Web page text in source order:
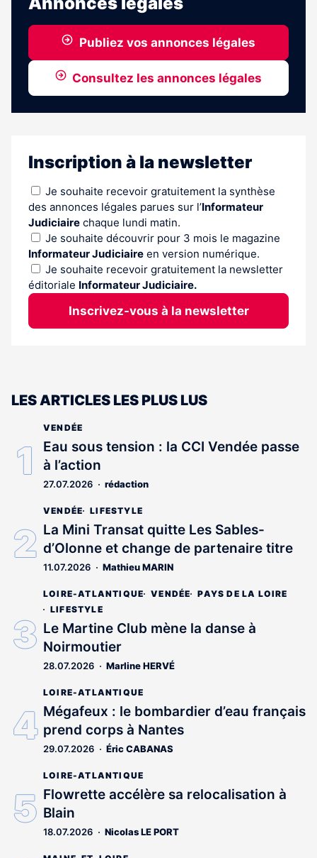
Publiez vos annonces légales
Consultez les annonces légales
Inscription à la newsletter
Je souhaite recevoir gratuitement la synthèse
des annonces légales parues sur l’Informateur
Judiciaire chaque lundi matin.
Je souhaite découvrir pour 3 mois le magazine
Informateur Judiciaire en version numérique.
Je souhaite recevoir gratuitement la newsletter
éditoriale Informateur Judiciaire.
Inscrivez-vous à la newsletter
LES ARTICLES LES PLUS LUS
VENDÉE
Eau sous tension : la CCI Vendée passe
à l’action
27.07.2026 rédaction
VENDÉE LIFESTYLE
La Mini Transat quitte Les Sables-
d’Olonne et change de partenaire titre
11.07.2026 Mathieu MARIN
LOIRE-ATLANTIQUE VENDÉE
PAYS DE LA LOIRE
LIFESTYLE
Le Martine Club mène la danse à
Noirmoutier
28.07.2026 Marline HERVÉ
LOIRE-ATLANTIQUE
Mégafeux : le bombardier d’eau français
prend corps à Nantes
29.07.2026 Éric CABANAS
LOIRE-ATLANTIQUE
Flowrette accélère sa relocalisation à
Blain
18.07.2026 Nicolas LE PORT